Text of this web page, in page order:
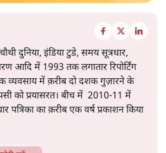
दुनिया, इंडिया टुडे, समय सूत्रधार,
आदि में 1993 तक लगातार रिपोर्टिंग
व्यवसाय में क़रीब दो दशक गुज़ारने के
को प्रयासरत। बीच में 2010-11 में
पत्रिका का क़रीब एक वर्ष प्रकाशन किया